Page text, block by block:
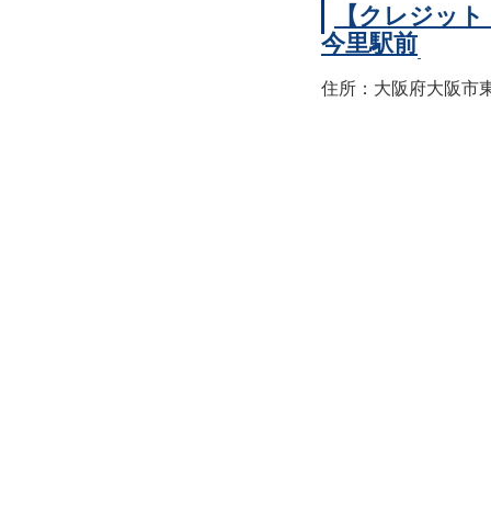
【クレジッ
今里駅前
住所：大阪府大阪市